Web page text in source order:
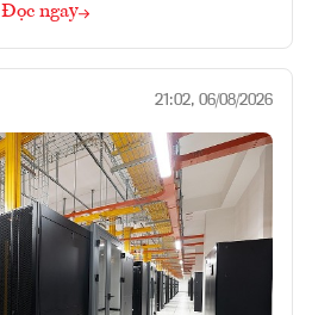
Đọc ngay
21:02, 06/08/2026